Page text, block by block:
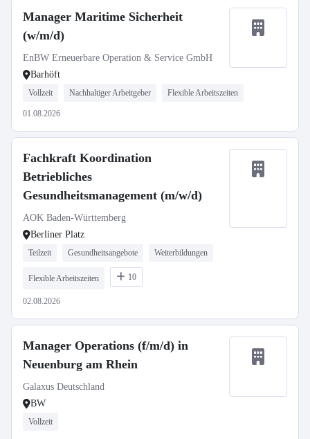
Manager Maritime Sicherheit
(w/m/d)
EnBW Erneuerbare Operation & Service GmbH
Barhöft
Vollzeit Nachhaltiger Arbeitgeber Flexible Arbeitszeiten
01.08.2026
Fachkraft Koordination
Betriebliches
Gesundheitsmanagement (m/w/d)
AOK Baden-Württemberg
Berliner Platz
Teilzeit Gesundheitsangebote Weiterbildungen
Flexible Arbeitszeiten 10
02.08.2026
Manager Operations (f/m/d) in
Neuenburg am Rhein
Galaxus Deutschland
BW
Vollzeit